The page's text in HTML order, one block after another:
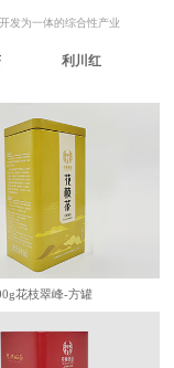
发为一体的综合性产业
利川红
花枝翠峰-方罐